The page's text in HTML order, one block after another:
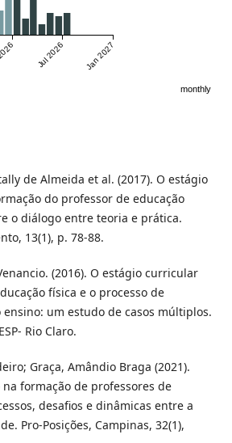
Jul 2026 Jan 2027
monthly
de Almeida et al. (2017). O estágio
do professor de educação
o diálogo entre teoria e prática.
13(1), p. 78-88.
(2016). O estágio curricular
física e o processo de
um estudo de casos múltiplos.
Rio Claro.
Graça, Amândio Braga (2021).
formação de professores de
desafios e dinâmicas entre a
Pro-Posições, Campinas, 32(1),